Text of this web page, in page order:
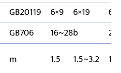
GB20119 6×9 6×19
GB706 16~28b
m 1.5 1.5~3.2